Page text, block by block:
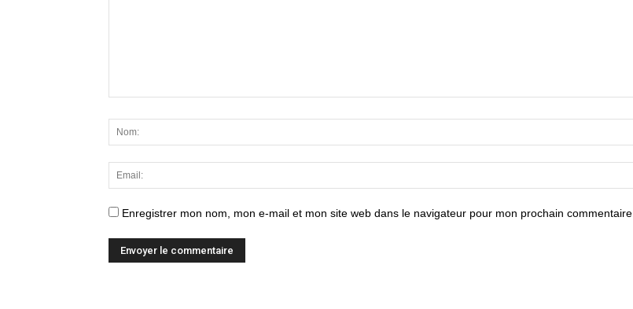
Enregistrer mon nom, mon e-mail et mon site web dans le navigateur pour mon prochain commentaire.